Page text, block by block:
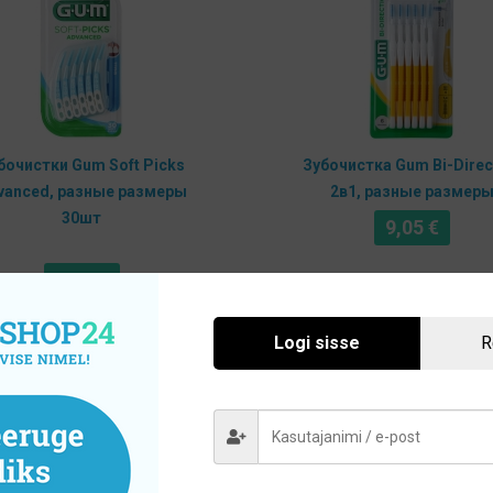
Gum Soft Picks
разные размеры
30шт
9,95€
Выберите
параметры
Этот
имеет
вариаций.
Зубочистка Gum Bi-
2в1, разные размеры
9,05€
Logi sisse